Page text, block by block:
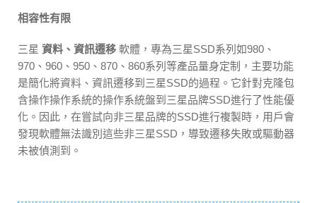
相容性有限
三星 資料、資訊遷移 軟體，專為三星SSD系列如980、
970、960、950、870、860系列等產品量身定制，主要功能
是簡化將資料、資訊遷移到三星SSD的過程。它針對克隆包
含操作操作系統的操作系統盤到三星品牌SSD進行了性能優
化。因此，在嘗試向非三星品牌的SSD進行複製時，用戶會
發現軟體無法識別這些非三星SSD，導致遷移失敗或驅動器
未被偵測到。